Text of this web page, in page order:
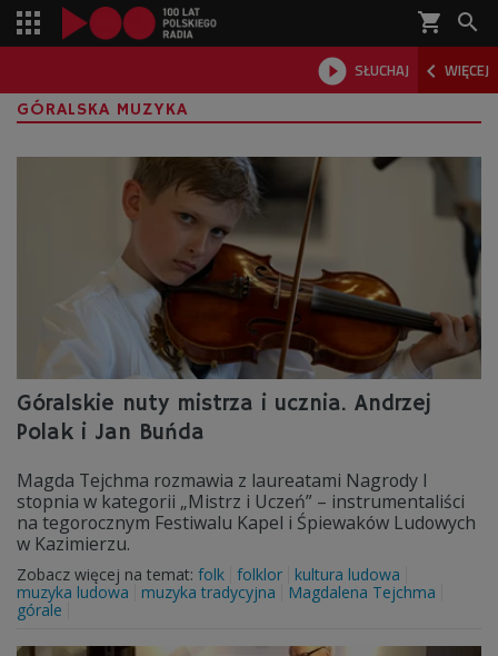
shopping_cart 
 SŁUCHAJ  WIĘCEJ

GÓRALSKA MUZYKA
Góralskie nuty mistrza i ucznia. Andrzej
Polak i Jan Buńda
Magda Tejchma rozmawia z laureatami Nagrody I
stopnia w kategorii „Mistrz i Uczeń” – instrumentaliści
na tegorocznym Festiwalu Kapel i Śpiewaków Ludowych
w Kazimierzu.
Zobacz więcej na temat: folk folklor
kultura ludowa
muzyka ludowa
muzyka tradycyjna
Magdalena Tejchma
górale